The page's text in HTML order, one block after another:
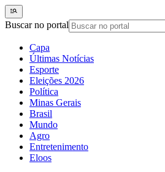
Buscar no portal
Capa
Últimas Notícias
Esporte
Eleições 2026
Política
Minas Gerais
Brasil
Mundo
Agro
Entretenimento
Eloos